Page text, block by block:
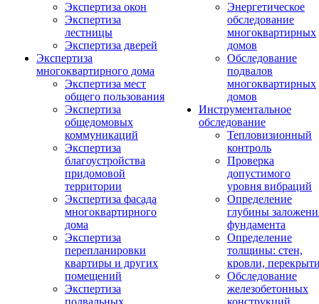
Экспертиза окон
Экспертиза
лестницы
Экспертиза дверей
Экспертиза
многоквартирного дома
Экспертиза мест
общего пользования
Экспертиза
общедомовых
коммуникаций
Экспертиза
благоустройства
придомовой
территории
Экспертиза фасада
многоквартирного
дома
Экспертиза
перепланировки
квартиры и других
помещений
Экспертиза
подвальных
Энергетическое
обследование
многоквартирных
домов
Обследование
подвалов
многоквартирных
домов
Инструментальное
обследование
Тепловизионный
контроль
Проверка
допустимого
уровня вибраций
Определение
глубины
фундамента
Определение
толщины: стен,
кровли,
Обследование
железобетонных
конструкций